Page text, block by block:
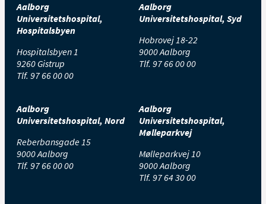
Aalborg
Universitetshospital,
Hospitalsbyen
Hospitalsbyen 1
9260 Gistrup
Tlf. 97 66 00 00
Aalborg
Universitetshospital, Syd
Hobrovej 18-22
9000 Aalborg
Tlf. 97 66 00 00
Aalborg
Universitetshospital, Nord
Reberbansgade 15
9000 Aalborg
Tlf. 97 66 00 00
Aalborg
Universitetshospital,
Mølleparkvej
Mølleparkvej 10
9000 Aalborg
Tlf. 97 64 30 00